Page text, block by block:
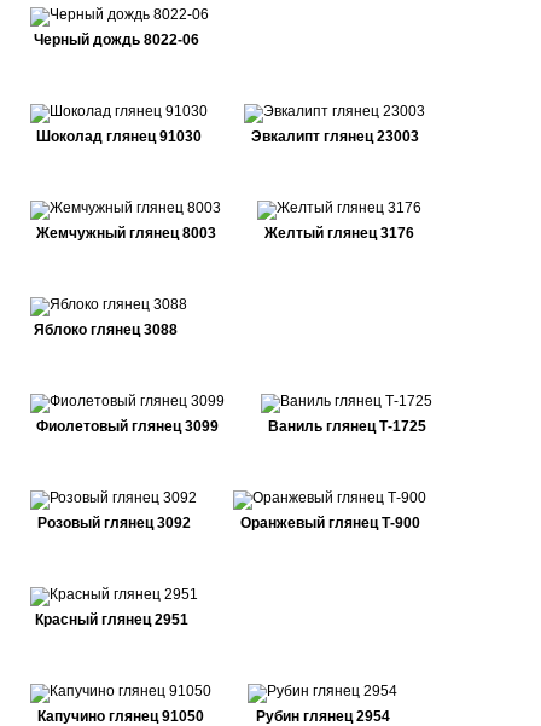
Черный дождь 8022-06
Шоколад глянец 91030 Эвкалипт глянец 23003
Жемчужный глянец 8003 Желтый глянец 3176
Яблоко глянец 3088
Фиолетовый глянец 3099 Ваниль глянец Т-1725
Розовый глянец 3092 Оранжевый глянец Т-900
Красный глянец 2951
Капучино глянец 91050 Рубин глянец 2954